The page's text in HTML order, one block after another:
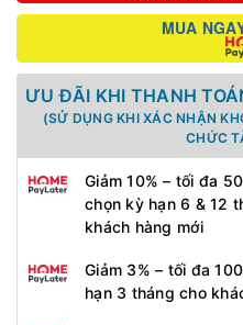
MUA
ƯU ĐÃI KHI THANH
(SỬ DỤNG KHI XÁC NHẬN
CHỨC
Giảm 10% – tối đa
chọn kỳ hạn 6 & 12
khách hàng mới
Giảm 3% – tối đa
hạn 3 tháng cho